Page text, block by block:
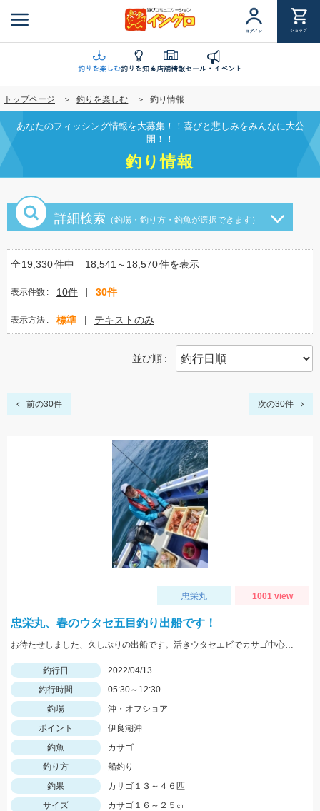
ン
に
移
動
ログイン ショップ
釣りを楽しむ釣りを知る店舗情報セール・イベント
トップページ 釣りを楽しむ 釣り情報
あなたのフィッシング情報を大募集！！喜びと悲しみをみんなに大公
開！！
釣り情報
詳細検索 （釣場・釣り方・釣魚が選択できます）
全19,330件中 18,541～18,570件を表示
表示件数 10件 30件
表示方法 標準 テキストのみ
並び順
前の30件 次の30件
忠栄丸 1001 view
忠栄丸、春のウタセ五目釣り出船です！
お待たせしました、久しぶりの出船です。活きウタセエビでカサゴ中心でしたが当たり頻ぱんで楽しめましたよ。
釣行日
2022/04/13
釣行時間
05:30～12:30
釣場
沖・オフショア
ポイント
伊良湖沖
釣魚
カサゴ
釣り方
船釣り
釣果
カサゴ１３～４６匹
サイズ
カサゴ１６～２５㎝